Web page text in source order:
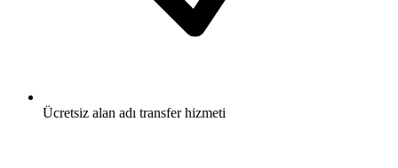
Ücretsiz alan adı transfer hizmeti